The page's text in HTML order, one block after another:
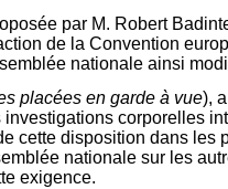
par M. Robert
de la Convention
nationale ainsi
placées en garde à vue),
corporelles
cette disposition dans
nationale sur les
exigence.